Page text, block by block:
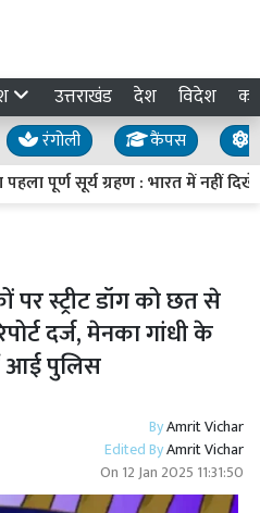
उत्तराखंड देश विदेश
रंगोली कैंपस
पूर्ण सूर्य ग्रहण : भारत में नहीं
स्ट्रीट डॉग को छत से
दर्ज, मेनका गांधी के
आई पुलिस
ByAmrit Vichar
Edited ByAmrit Vichar
On 12 Jan 2025 11:31:50